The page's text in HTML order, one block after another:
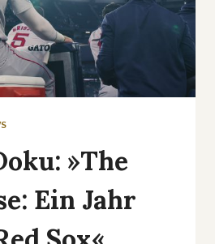
»The
Ein Jahr